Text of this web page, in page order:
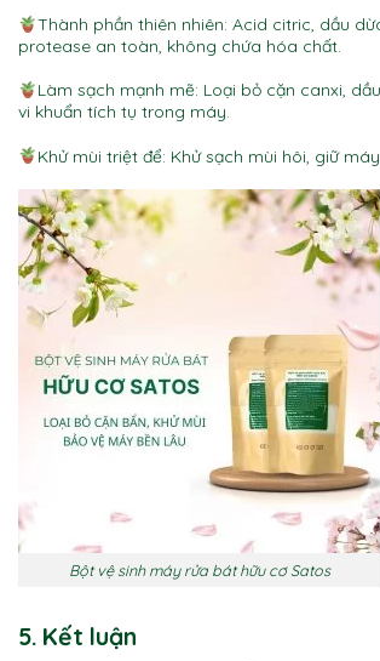
Thành phần thiên nhiên: Acid citric, dầu
protease an toàn, không chứa hóa chất.
Làm sạch mạnh mẽ: Loại bỏ cặn canxi,
vi khuẩn tích tụ trong máy.
Khử mùi triệt để: Khử sạch mùi hôi, giữ
Bột vệ sinh máy rửa bát hữu cơ Satos
5. Kết luận